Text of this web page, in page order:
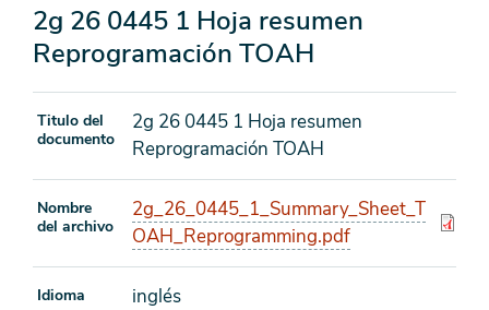
2g 26 0445 1 Hoja resumen
Reprogramación TOAH
Titulo del
documento
2g 26 0445 1 Hoja resumen
Reprogramación TOAH
Nombre
del archivo
2g_26_0445_1_Summary_Sheet_T
OAH_Reprogramming.pdf
Idioma inglés